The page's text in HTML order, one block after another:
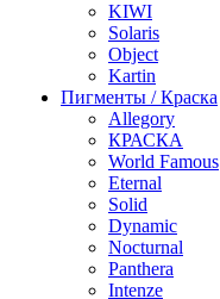
KIWI
Solaris
Object
Kartin
Пигменты / Краска
Allegory
КРАСКА
World Famous
Eternal
Solid
Dynamic
Nocturnal
Panthera
Intenze